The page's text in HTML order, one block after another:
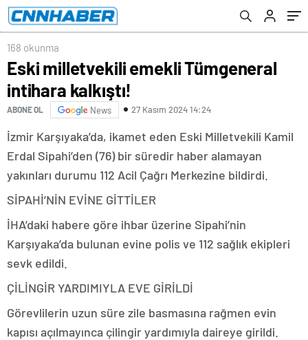
168 okunma
Eski milletvekili emekli Tümgeneral
intihara kalkıştı!
ABONE OL News 27 Kasım 2024 14:24
İzmir Karşıyaka’da, ikamet eden Eski Milletvekili Kamil
Erdal Sipahi’den (76) bir süredir haber alamayan
yakınları durumu 112 Acil Çağrı Merkezine bildirdi.
SİPAHİ’NİN EVİNE GİTTİLER
İHA’daki habere göre ihbar üzerine Sipahi’nin
Karşıyaka’da bulunan evine polis ve 112 sağlık ekipleri
sevk edildi.
ÇİLİNGİR YARDIMIYLA EVE GİRİLDİ
Görevlilerin uzun süre zile basmasına rağmen evin
kapısı açılmayınca çilingir yardımıyla daireye girildi.